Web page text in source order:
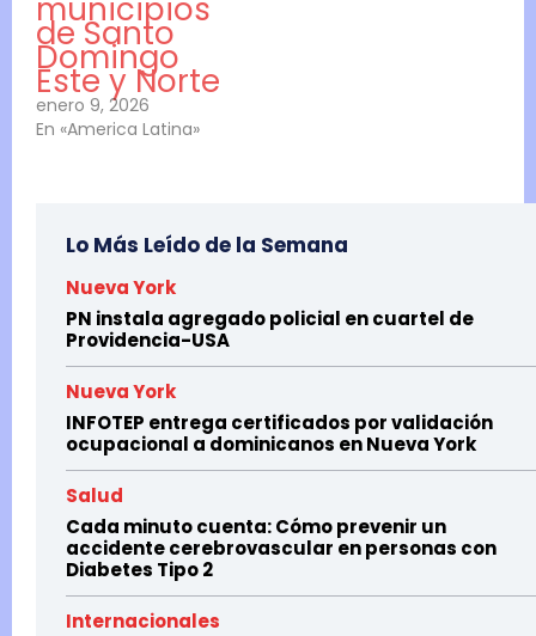
municipios
de Santo
Domingo
Este y Norte
enero 9, 2026
En «America Latina»
Lo Más Leído de la Semana
Nueva York
PN instala agregado policial en cuartel de
Providencia-USA
Nueva York
INFOTEP entrega certificados por validación
ocupacional a dominicanos en Nueva York
Salud
Cada minuto cuenta: Cómo prevenir un
accidente cerebrovascular en personas con
Diabetes Tipo 2
Internacionales